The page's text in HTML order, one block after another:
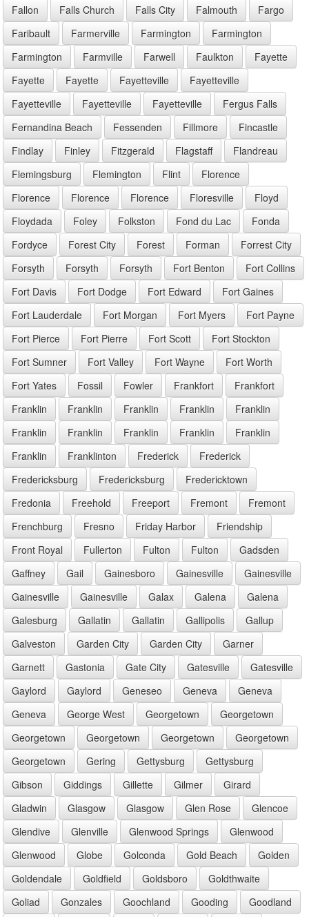
Fallon Falls Church Falls City Falmouth
Fargo
Faribault
Farmerville Farmington
Farmington
Farmington
Farmville Farwell Faulkton
Fayette
Fayette
Fayette Fayetteville
Fayetteville
Fayetteville
Fayetteville Fayetteville
Fergus Falls
Fernandina Beach
Fessenden Fillmore
Fincastle
Findlay
Finley Fitzgerald Flagstaff
Flandreau
Flemingsburg
Flemington Flint
Florence
Florence
Florence Florence Floresville
Floyd
Floydada
Foley Folkston Fond du Lac
Fonda
Fordyce
Forest City Forest Forman
Forrest City
Forsyth
Forsyth Forsyth Fort Benton
Fort Collins
Fort Davis
Fort Dodge Fort Edward
Fort Gaines
Fort Lauderdale
Fort Morgan Fort Myers
Fort Payne
Fort Pierce
Fort Pierre Fort Scott
Fort Stockton
Fort Sumner
Fort Valley Fort Wayne
Fort Worth
Fort Yates
Fossil Fowler Frankfort
Frankfort
Franklin
Franklin Franklin Franklin
Franklin
Franklin
Franklin Franklin Franklin
Franklin
Franklin
Franklinton Frederick
Frederick
Fredericksburg
Fredericksburg
Fredericktown
Fredonia
Freehold Freeport Fremont
Fremont
Frenchburg
Fresno Friday Harbor
Friendship
Front Royal
Fullerton Fulton Fulton
Gadsden
Gaffney
Gail Gainesboro Gainesville
Gainesville
Gainesville
Gainesville Galax Galena
Galena
Galesburg
Gallatin Gallatin Gallipolis
Gallup
Galveston
Garden City Garden City
Garner
Garnett
Gastonia Gate City Gatesville
Gatesville
Gaylord
Gaylord Geneseo Geneva
Geneva
Geneva
George West Georgetown
Georgetown
Georgetown
Georgetown Georgetown
Georgetown
Georgetown
Gering Gettysburg
Gettysburg
Gibson
Giddings Gillette Gilmer
Girard
Gladwin
Glasgow Glasgow Glen Rose
Glencoe
Glendive
Glenville Glenwood Springs
Glenwood
Glenwood
Globe Golconda Gold Beach
Golden
Goldendale
Goldfield Goldsboro
Goldthwaite
Goliad
Gonzales Goochland Gooding
Goodland